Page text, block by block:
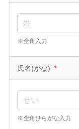
※全角入力
氏名(かな) *
※全角ひらがな入力